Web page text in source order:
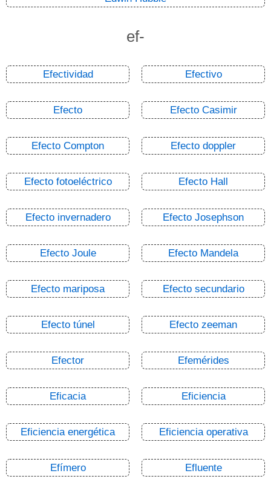
ef-
Efectividad Efectivo
Efecto Efecto Casimir
Efecto Compton Efecto doppler
Efecto fotoeléctrico Efecto Hall
Efecto invernadero Efecto Josephson
Efecto Joule Efecto Mandela
Efecto mariposa Efecto secundario
Efecto túnel Efecto zeeman
Efector Efemérides
Eficacia Eficiencia
Eficiencia energética Eficiencia operativa
Efímero Efluente